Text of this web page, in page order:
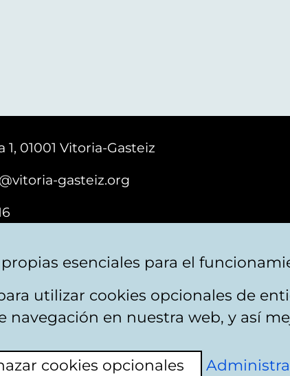
1, 01001 Vitoria-Gasteiz
gasteiz.org
Plan du site Accessibilité Contact
esenciales para el
utilizar cookies opcionales de
en nuestra web, y así
cookies opcionales